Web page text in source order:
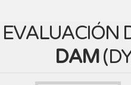
EVALUACIÓN
DAM(